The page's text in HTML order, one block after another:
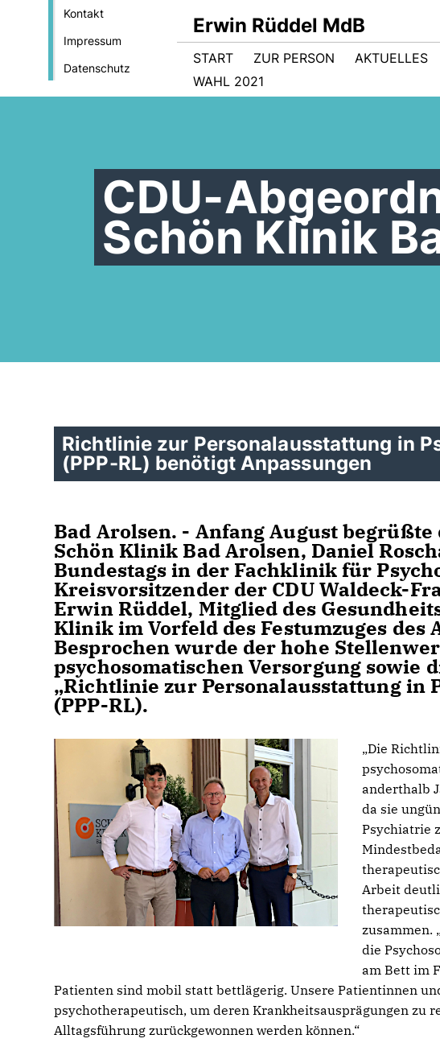
Kontakt
Impressum
Datenschutz
Erwin Rüddel MdB
START ZUR PERSON AKTUELLES
WAHL 2021
CDU-
Schön Klinik
Richtlinie zur Personalausstattung in
(PPP-RL) benötigt Anpassungen
Bad Arolsen. - Anfang August
Schön Klinik Bad Arolsen, Daniel
Bundestags in der Fachklinik für
Kreisvorsitzender der CDU Waldeck-
Erwin Rüddel, Mitglied des
Klinik im Vorfeld des Festumzuges
Besprochen wurde der hohe
psychosomatischen Versorgung sowie
Richtlinie zur Personalausstattung in
(PPP-RL).
Die
anderthalb
da sie
Psychiatrie
Arbeit
zusammen.
die
am Bett im
Patienten sind mobil statt bettlägerig. Unsere Patientinnen
psychotherapeutisch, um deren Krankheitsausprägungen zu
Alltagsführung zurückgewonnen werden können.“